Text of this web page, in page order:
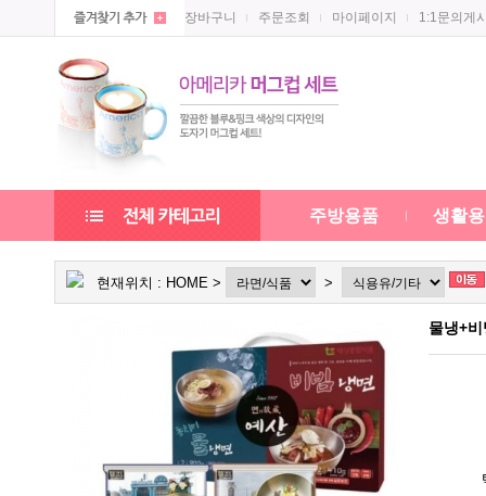
장바구니 주문조회 마이페이지 1:1문의게
주방용품 생활
현재위치 : HOME > >
물냉+